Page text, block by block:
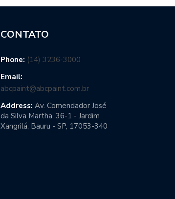
CONTATO
Phone: (14) 3236-3000
Email:
abcpaint@abcpaint.com.br
Address: Av. Comendador José
da Silva Martha, 36-1 - Jardim
Xangrilá, Bauru - SP, 17053-340